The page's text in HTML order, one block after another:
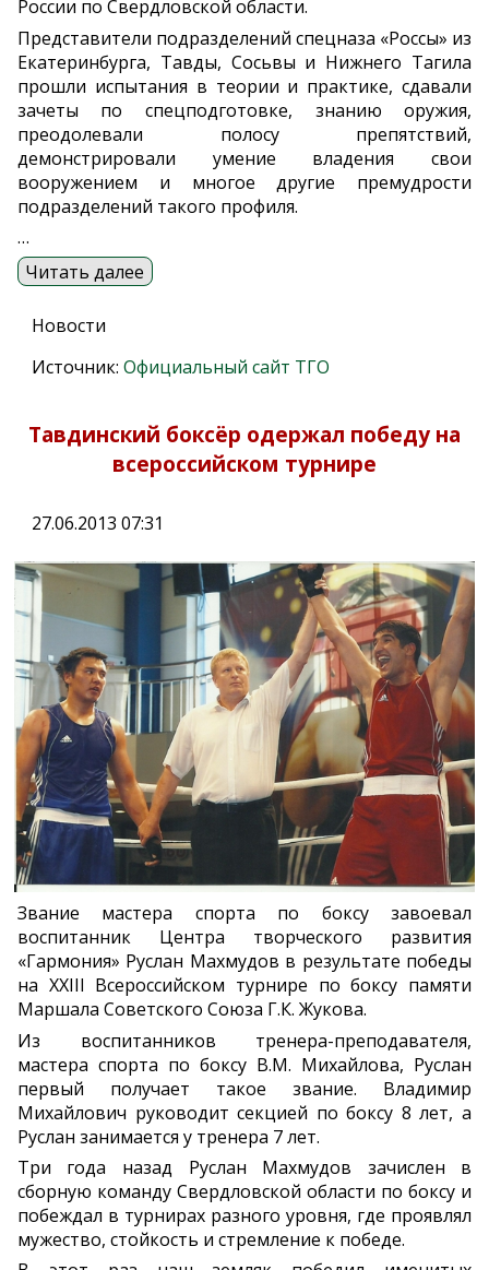
России по Свердловской области.
Представители подразделений спецназа «Россы» из
Екатеринбурга, Тавды, Сосьвы и Нижнего Тагила
прошли испытания в теории и практике, сдавали
зачеты по спецподготовке, знанию оружия,
преодолевали полосу препятствий,
демонстрировали умение владения свои
вооружением и многое другие премудрости
подразделений такого профиля.
…
Читать далее
Новости
Источник: Официальный сайт ТГО
Тавдинский боксёр одержал победу на
всероссийском турнире
27.06.2013 07:31
Звание мастера спорта по боксу завоевал
воспитанник Центра творческого развития
«Гармония» Руслан Махмудов в результате победы
на ХХIII Всероссийском турнире по боксу памяти
Маршала Советского Союза Г.К. Жукова.
Из воспитанников тренера-преподавателя,
мастера спорта по боксу В.М. Михайлова, Руслан
первый получает такое звание. Владимир
Михайлович руководит секцией по боксу 8 лет, а
Руслан занимается у тренера 7 лет.
Три года назад Руслан Махмудов зачислен в
сборную команду Свердловской области по боксу и
побеждал в турнирах разного уровня, где проявлял
мужество, стойкость и стремление к победе.